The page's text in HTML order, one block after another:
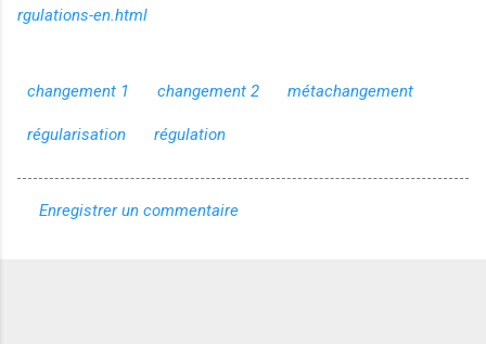
rgulations-en.html
changement 1 changement 2 métachangement
régularisation régulation
Enregistrer un commentaire